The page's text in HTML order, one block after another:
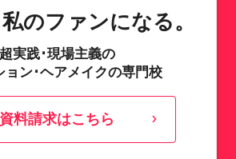
のファンになる。
超実践･現場主義の
ョン･ヘアメイクの専門校
資料請求はこちら